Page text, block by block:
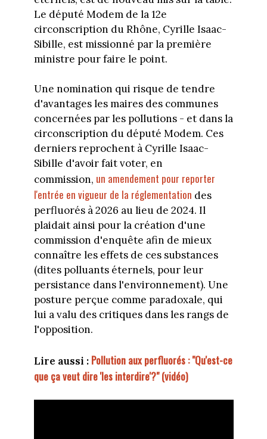
Le député Modem de la 12e
circonscription du Rhône, Cyrille Isaac-
Sibille, est missionné par la première
ministre pour faire le point.
Une nomination qui risque de tendre
d'avantages les maires des communes
concernées par les pollutions - et dans la
circonscription du député Modem. Ces
derniers reprochent à Cyrille Isaac-
Sibille d'avoir fait voter, en
commission, un amendement pour reporter
l'entrée en vigueur de la réglementation des
perfluorés à 2026 au lieu de 2024. Il
plaidait ainsi pour la création d'une
commission d'enquête afin de mieux
connaître les effets de ces substances
(dites polluants éternels, pour leur
persistance dans l'environnement). Une
posture perçue comme paradoxale, qui
lui a valu des critiques dans les rangs de
l'opposition.
Lire aussi : Pollution aux perfluorés : "Qu'est-ce
que ça veut dire 'les interdire'?" (vidéo)